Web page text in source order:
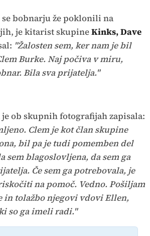
bobnarju že poklonili na
je kitarist skupineKinks, Dave
"Žalosten sem, ker nam je bil
Burke. Naj počiva v miru,
Bila sva prijatelja."
je ob skupnih fotografijah zapisala:
Clem je kot član skupine
bil pa je tudi pomemben del
sem blagoslovljena, da sem ga
Če sem ga potrebovala, je
na pomoč. Vedno. Pošiljam
tolažbo njegovi vdovi Ellen,
so ga imeli radi."